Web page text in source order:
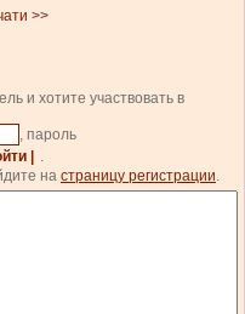
>>
и хотите участвовать в
, пароль
|
.
на страницу регистрации.